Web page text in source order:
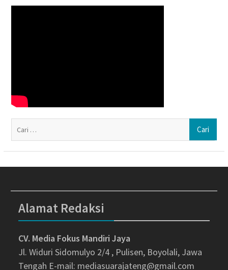
Alamat Redaksi
CV. Media Fokus Mandiri Jaya
Jl. Widuri Sidomulyo 2/4 , Pulisen, Boyolali, Jawa
Tengah E-mail: mediasuarajateng@gmail.com